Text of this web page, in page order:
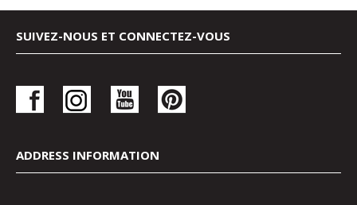
SUIVEZ-NOUS ET CONNECTEZ-VOUS
ADDRESS INFORMATION